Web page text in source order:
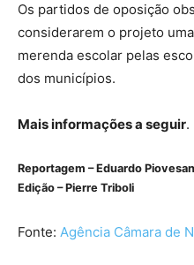
Os partidos de oposição
considerarem o projeto
merenda escolar pelas
dos municípios.
Mais informações a seguir.
Reportagem – Eduardo Piovesan
Edição – Pierre Triboli
Fonte: Agência Câmara de